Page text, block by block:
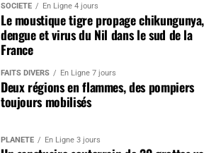
SOCIÉTÉ En Ligne 4 jours
Le moustique tigre propage chikungunya,
dengue et virus du Nil dans le sud de la
France
FAITS DIVERS En Ligne 7 jours
Deux régions en flammes, des pompiers
toujours mobilisés
PLANÈTE En Ligne 3 jours